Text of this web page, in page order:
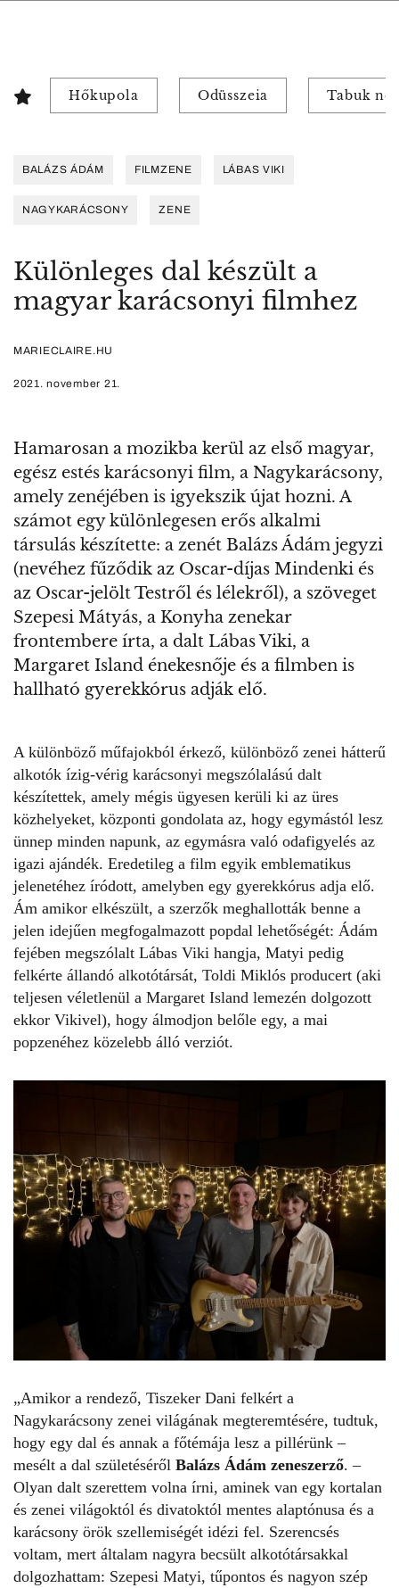
Hőkupola Odüsszeia Tabuk
BALÁZS ÁDÁM FILMZENE LÁBAS VIKI
NAGYKARÁCSONY ZENE
Különleges dal készült a
magyar karácsonyi filmhez
MARIECLAIRE.HU
2021. november 21.
Hamarosan a mozikba kerül az első magyar,
egész estés karácsonyi film, a Nagykarácsony,
amely zenéjében is igyekszik újat hozni. A
számot egy különlegesen erős alkalmi
társulás készítette: a zenét Balázs Ádám jegyzi
(nevéhez fűződik az Oscar-díjas Mindenki és
az Oscar-jelölt Testről és lélekről), a szöveget
Szepesi Mátyás, a Konyha zenekar
frontembere írta, a dalt Lábas Viki, a
Margaret Island énekesnője és a filmben is
hallható gyerekkórus adják elő.
A különböző műfajokból érkező, különböző zenei hátterű
alkotók ízig-vérig karácsonyi megszólalású dalt
készítettek, amely mégis ügyesen kerüli ki az üres
közhelyeket, központi gondolata az, hogy egymástól lesz
ünnep minden napunk, az egymásra való odafigyelés az
igazi ajándék. Eredetileg a film egyik emblematikus
jelenetéhez íródott, amelyben egy gyerekkórus adja elő.
Ám amikor elkészült, a szerzők meghallották benne a
jelen idejűen megfogalmazott popdal lehetőségét: Ádám
fejében megszólalt Lábas Viki hangja, Matyi pedig
felkérte állandó alkotótársát, Toldi Miklós producert (aki
teljesen véletlenül a Margaret Island lemezén dolgozott
ekkor Vikivel), hogy álmodjon belőle egy, a mai
popzenéhez közelebb álló verziót.
„Amikor a rendező, Tiszeker Dani felkért a
Nagykarácsony zenei világának megteremtésére, tudtuk,
hogy egy dal és annak a főtémája lesz a pillérünk –
mesélt a dal születéséről Balázs Ádám zeneszerző. –
Olyan dalt szerettem volna írni, aminek van egy kortalan
és zenei világoktól és divatoktól mentes alaptónusa és a
karácsony örök szellemiségét idézi fel. Szerencsés
voltam, mert általam nagyra becsült alkotótársakkal
dolgozhattam: Szepesi Matyi, tűpontos és nagyon szép